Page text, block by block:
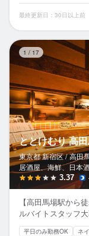
最終更新日：30日以上前
1 / 17
ととけむり 高
東京都 新宿区 / 高田
居酒屋、海鮮、日本
3.37
【高田馬場駅から
ルバイトスタッフ
平日のみ勤務OK ネ